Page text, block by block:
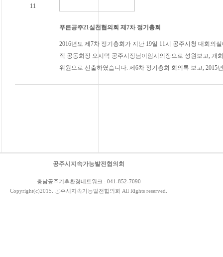
11
푸른공주21실천협의회 제7차 정기총회
2016년도 제7차 정기총회가 지난 19일 11시 공주시청 대회의
직 공동회장 오시덕 공주시장님이임시의장으로 성원보고, 개
위원으로 선출하였습니다. 제6차 정기총회 회의록 보고,
공주시지속가능발전협의회
충남공주기후환경네트워크 : 041-852-7090
Copyright(c)2015. 공주시지속가능발전협의회 All Rights reserved.